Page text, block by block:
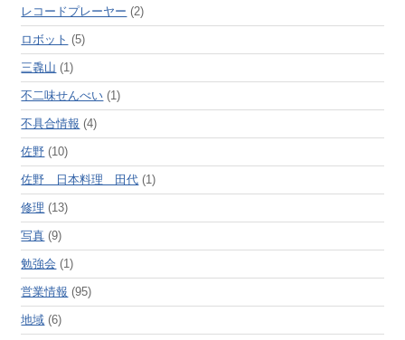
レコードプレーヤー (2)
ロボット (5)
三毳山 (1)
不二味せんべい (1)
不具合情報 (4)
佐野 (10)
佐野 日本料理 田代 (1)
修理 (13)
写真 (9)
勉強会 (1)
営業情報 (95)
地域 (6)